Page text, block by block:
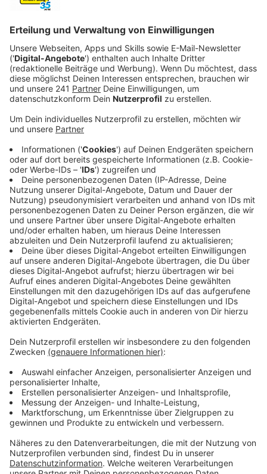
Veröffentlicht:
Anzeige
Zutaten für 4 Personen:
Reis
Currypulver (Großer geschmacklicher Pluspunkt für die
Biovariante)
Zwiebeln
Knoblauch
Ingwer (Bio-Ingwer war günstiger als der normale
Ingwer)
Paprika (Billig-Variante ist geschmacksintensiver)
Zucchini
Broccoli
Gemüse-Fond
Kokosmilch
Anzeige
Fazit